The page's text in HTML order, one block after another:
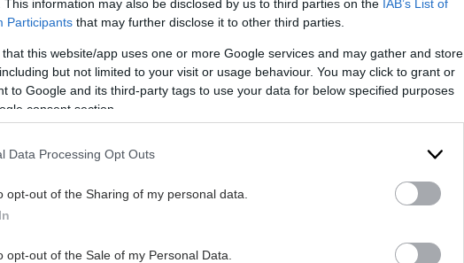
This information may also be disclosed by us to third parties on the IAB’s List of
Participants that may further disclose it to other third parties.
that this website/app uses one or more Google services and may gather and store
but not limited to your visit or usage behaviour. You may click to grant or
to Google and its third-party tags to use your data for below specified purposes
consent section.
Data Processing Opt Outs
opt-out of the Sharing of my personal data.
opt-out of the Sale of my Personal Data.
για κάθε αρνητική έρευνα, υπάρχουν πολλές που
πιο εύκολους τρόπους να λαμβάνουμε τις
ποσότητες ασβεστίου.
πάσχετε από δυσανεξία στην λακτόζη, συνεπώς, δεν
Το γάλα μπορεί να είναι κομμάτι ενός υγιεινού,
πλάνου διατροφής. Παράδειγμα: Η Μεσογειακή
γαλακτοκομικά σε μετριοπαθείς ποσότητες,
υγεία της καρδιάς, ακόμα και του εγκεφάλου.